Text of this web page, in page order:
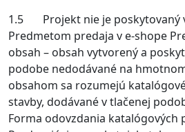
1.5 Projekt nie je poskytovaný
Predmetom predaja v e-shope
obsah – obsah vytvorený a
podobe nedodávané na
obsahom sa rozumejú
stavby, dodávané v tlačenej
Forma odovzdania katalógových